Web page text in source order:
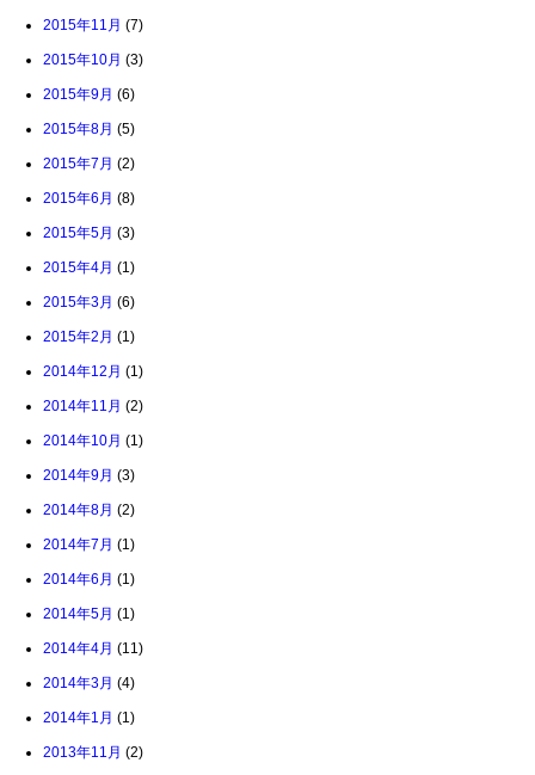
2015年11月 (7)
2015年10月 (3)
2015年9月 (6)
2015年8月 (5)
2015年7月 (2)
2015年6月 (8)
2015年5月 (3)
2015年4月 (1)
2015年3月 (6)
2015年2月 (1)
2014年12月 (1)
2014年11月 (2)
2014年10月 (1)
2014年9月 (3)
2014年8月 (2)
2014年7月 (1)
2014年6月 (1)
2014年5月 (1)
2014年4月 (11)
2014年3月 (4)
2014年1月 (1)
2013年11月 (2)